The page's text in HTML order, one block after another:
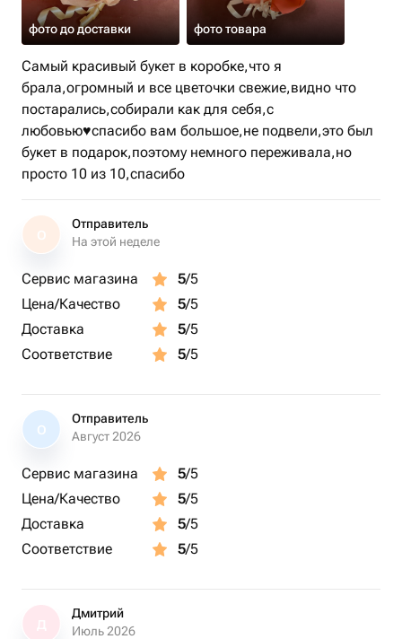
фото до доставки фото товара
Самый красивый букет в коробке,что я
брала,огромный и все цветочки свежие,видно что
постарались,собирали как для себя,с
любовью♥️спасибо вам большое,не подвели,это был
букет в подарок,поэтому немного переживала,но
просто 10 из 10,спасибо
О
Отправитель
На этой неделе
Сервис магазина 5/5
Цена/Качество
5/5
Доставка
5/5
Соответствие
5/5
О
Отправитель
Август 2026
Сервис магазина 5/5
Цена/Качество
5/5
Доставка
5/5
Соответствие
5/5
Дмитрий
Июль 2026